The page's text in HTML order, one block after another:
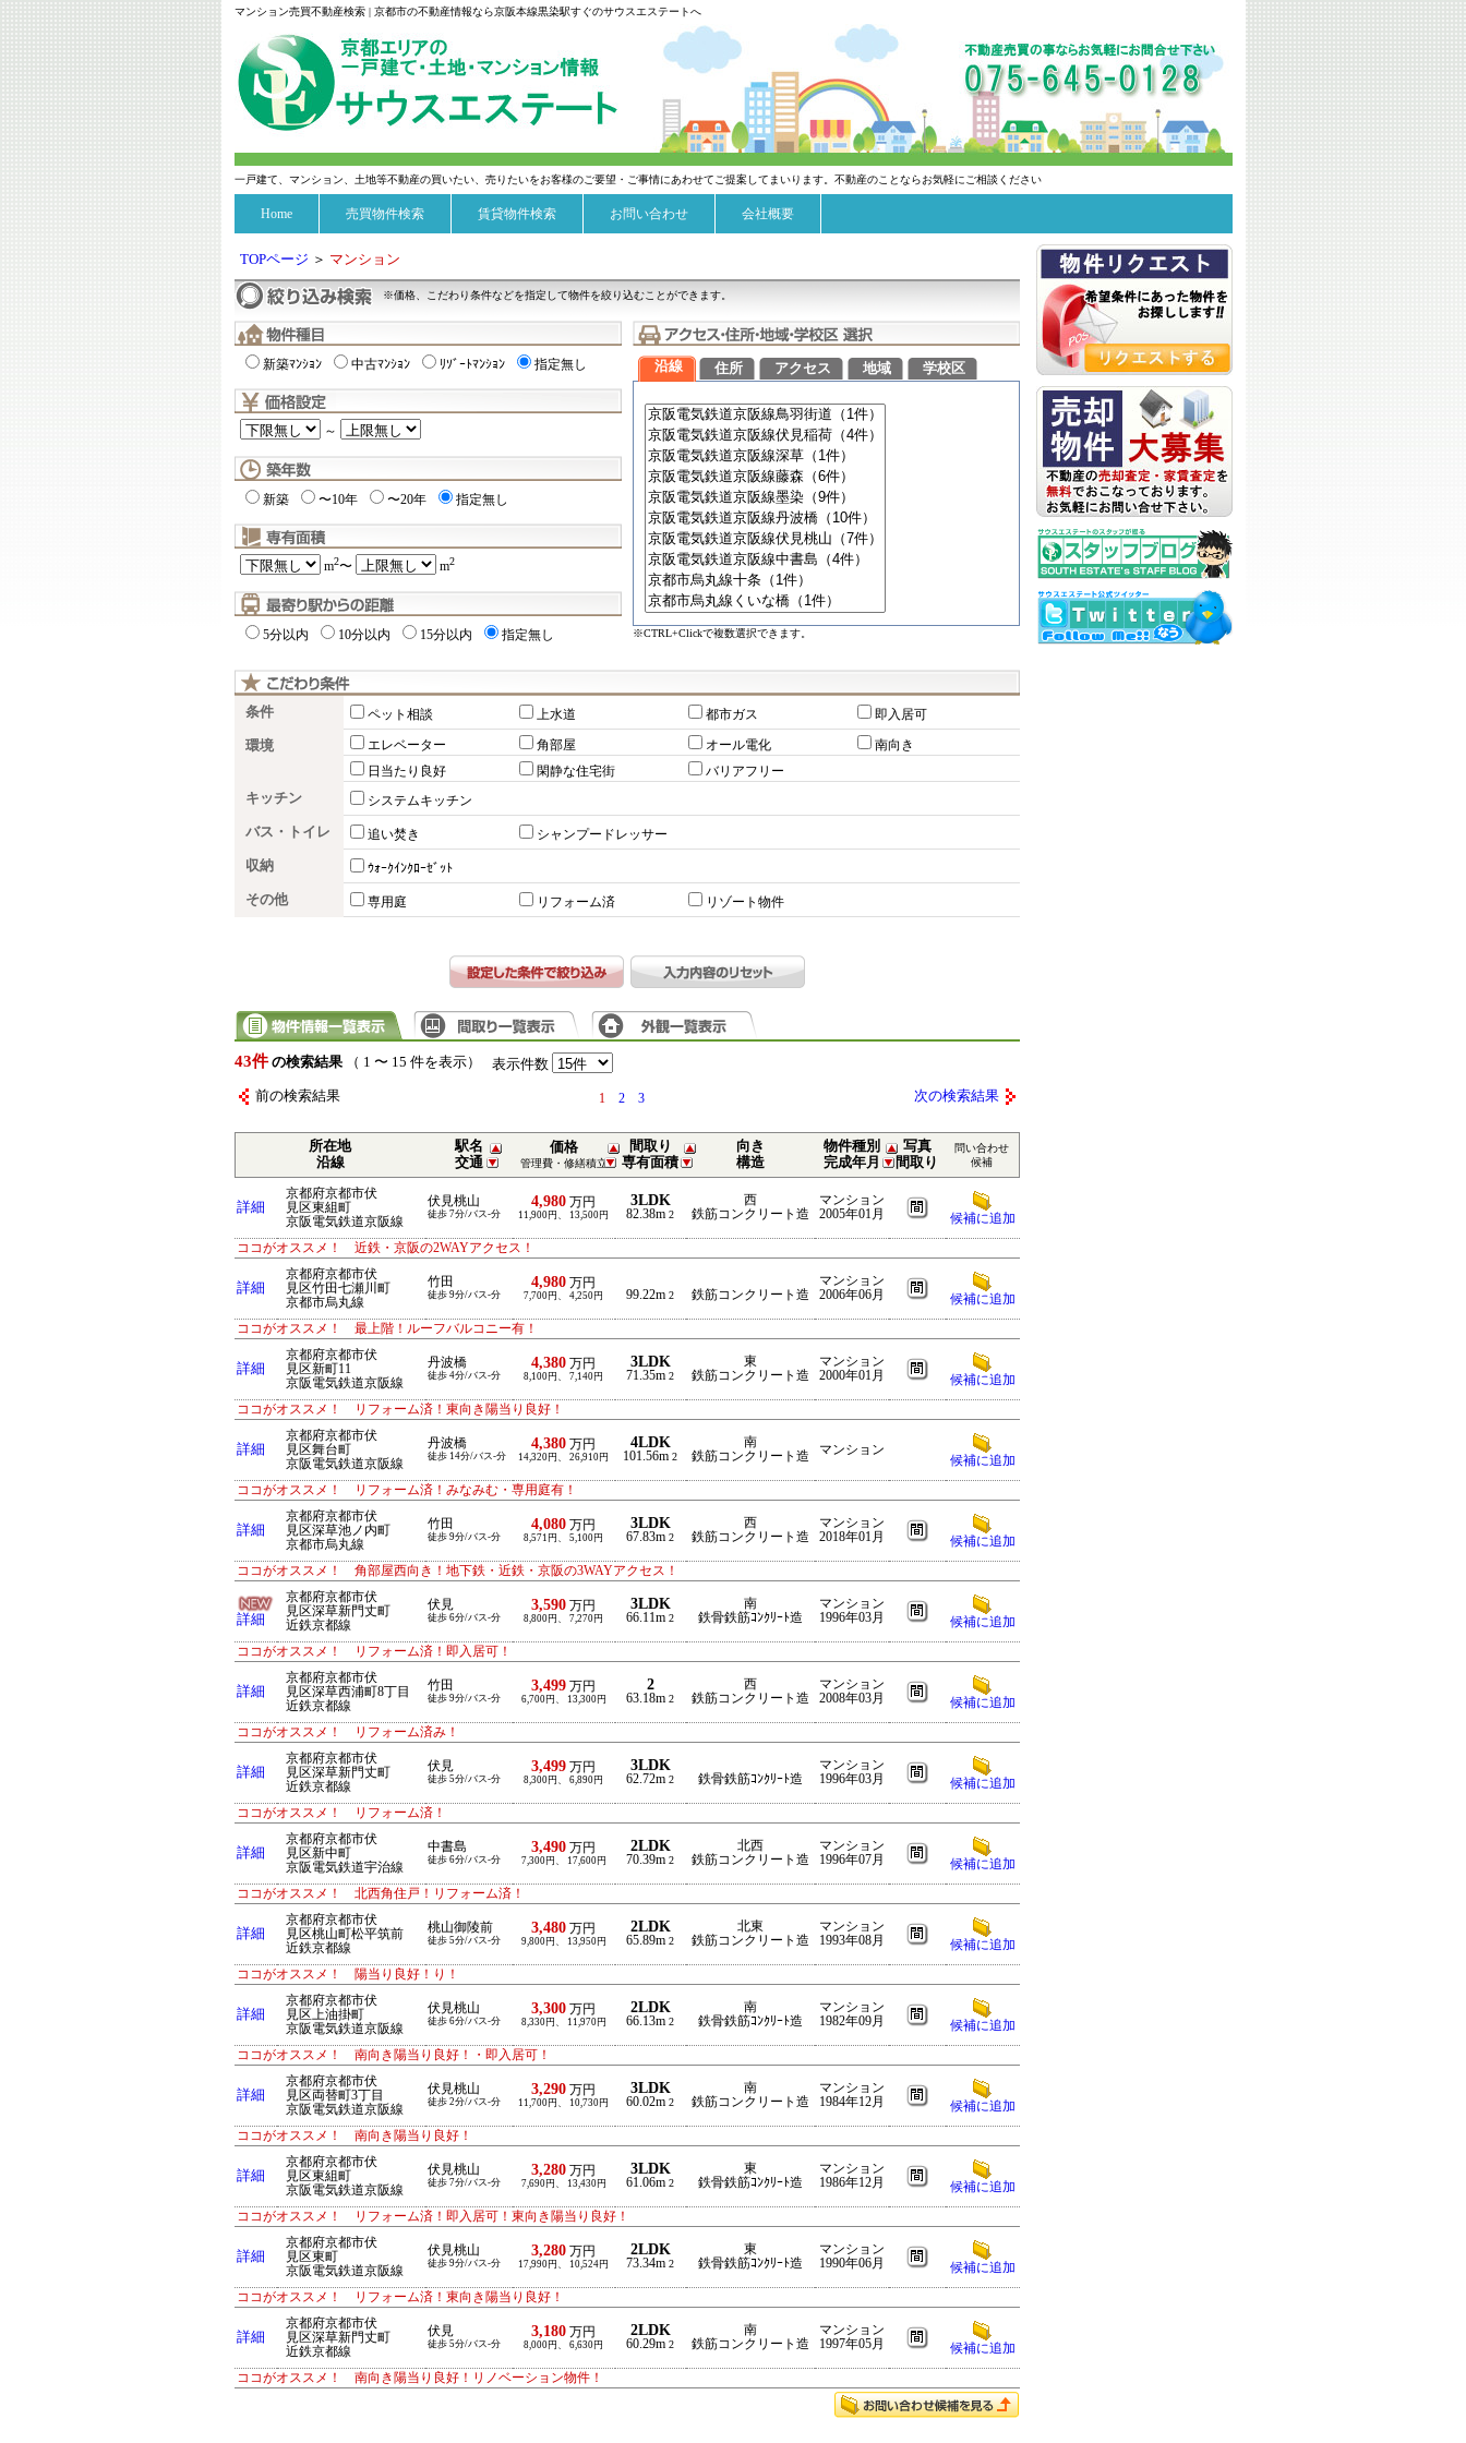
マンション売買不動産検索 | 京都市の不動産情報なら京阪本線黒染駅すぐのサウスエステートへ
一戸建て、マンション、土地等不動産の買いたい、売りたいをお客様のご要望・ご事情にあわせてご提案してまいります。不動産のことならお気軽にご相談ください
Home 売買物件検索 賃貸物件検索 お問い合わせ 会社概要
TOPページ ＞ マンション
※価格、こだわり条件などを指定して物件を絞り込むことができます。
新築ﾏﾝｼｮﾝ 中古ﾏﾝｼｮﾝ ﾘｿﾞｰﾄﾏﾝｼｮﾝ 指定無し
～
新築 〜10年 〜20年 指定無し
m2〜 m2
5分以内 10分以内 15分以内 指定無し
沿線 住所 アクセス 地域 学校区
※CTRL+Clickで複数選択できます。
条件 ペット相談 上水道 都市ガス 即入居可
環境 エレベーター 角部屋 オール電化
南向き
日当たり良好
閑静な住宅街 バリアフリー
キッチン システムキッチン
バス・トイレ 追い焚き シャンプードレッサー
収納 ｳｫｰｸｲﾝｸﾛｰｾﾞｯﾄ
その他 専用庭 リフォーム済 リゾート物件
43件 の検索結果（ 1 〜 15 件を表示） 表示件数
前の検索結果 1 2 3 次の検索結果
所在地
沿線
駅名
交通
価格
管理費・修繕積立
間取り
専有面積
向き
構造
物件種別
完成年月
写真
間取り
問い合わせ
候補
詳細
京都府京都市伏
見区東組町
京阪電気鉄道京阪線
伏見桃山
徒歩 7分/バス-分
4,980 万円
11,900円、 13,500円
3LDK
82.38m 2
西
鉄筋コンクリート造
マンション
2005年01月
候補に追加
ココがオススメ！ 近鉄・京阪の2WAYアクセス！
詳細
京都府京都市伏
見区竹田七瀬川町
京都市烏丸線
竹田
徒歩 9分/バス-分
4,980 万円
7,700円、 4,250円 99.22m 2 鉄筋コンクリート造
マンション
2006年06月
候補に追加
ココがオススメ！ 最上階！ルーフバルコニー有！
詳細
京都府京都市伏
見区新町11
京阪電気鉄道京阪線
丹波橋
徒歩 4分/バス-分
4,380 万円
8,100円、 7,140円
3LDK
71.35m 2
東
鉄筋コンクリート造
マンション
2000年01月
候補に追加
ココがオススメ！ リフォーム済！東向き陽当り良好！
詳細
京都府京都市伏
見区舞台町
京阪電気鉄道京阪線
丹波橋
徒歩 14分/バス-分
4,380 万円
14,320円、 26,910円
4LDK
101.56m 2
南
鉄筋コンクリート造
マンション
候補に追加
ココがオススメ！ リフォーム済！みなみむ・専用庭有！
詳細
京都府京都市伏
見区深草池ノ内町
京都市烏丸線
竹田
徒歩 9分/バス-分
4,080 万円
8,571円、 5,100円
3LDK
67.83m 2
西
鉄筋コンクリート造
マンション
2018年01月
候補に追加
ココがオススメ！ 角部屋西向き！地下鉄・近鉄・京阪の3WAYアクセス！
詳細
京都府京都市伏
見区深草新門丈町
近鉄京都線
伏見
徒歩 6分/バス-分
3,590 万円
8,800円、 7,270円
3LDK
66.11m 2
南
鉄骨鉄筋ｺﾝｸﾘｰﾄ造
マンション
1996年03月
候補に追加
ココがオススメ！ リフォーム済！即入居可！
詳細
京都府京都市伏
見区深草西浦町8丁目
近鉄京都線
竹田
徒歩 9分/バス-分
3,499 万円
6,700円、 13,300円
2
63.18m 2
西
鉄筋コンクリート造
マンション
2008年03月
候補に追加
ココがオススメ！ リフォーム済み！
詳細
京都府京都市伏
見区深草新門丈町
近鉄京都線
伏見
徒歩 5分/バス-分
3,499 万円
8,300円、 6,890円
3LDK
62.72m 2 鉄骨鉄筋ｺﾝｸﾘｰﾄ造
マンション
1996年03月
候補に追加
ココがオススメ！ リフォーム済！
詳細
京都府京都市伏
見区新中町
京阪電気鉄道宇治線
中書島
徒歩 6分/バス-分
3,490 万円
7,300円、 17,600円
2LDK
70.39m 2
北西
鉄筋コンクリート造
マンション
1996年07月
候補に追加
ココがオススメ！ 北西角住戸！リフォーム済！
詳細
京都府京都市伏
見区桃山町松平筑前
近鉄京都線
桃山御陵前
徒歩 5分/バス-分
3,480 万円
9,800円、 13,950円
2LDK
65.89m 2
北東
鉄筋コンクリート造
マンション
1993年08月
候補に追加
ココがオススメ！ 陽当り良好！り！
詳細
京都府京都市伏
見区上油掛町
京阪電気鉄道京阪線
伏見桃山
徒歩 6分/バス-分
3,300 万円
8,330円、 11,970円
2LDK
66.13m 2
南
鉄骨鉄筋ｺﾝｸﾘｰﾄ造
マンション
1982年09月
候補に追加
ココがオススメ！ 南向き陽当り良好！・即入居可！
詳細
京都府京都市伏
見区両替町3丁目
京阪電気鉄道京阪線
伏見桃山
徒歩 2分/バス-分
3,290 万円
11,700円、 10,730円
3LDK
60.02m 2
南
鉄筋コンクリート造
マンション
1984年12月
候補に追加
ココがオススメ！ 南向き陽当り良好！
詳細
京都府京都市伏
見区東組町
京阪電気鉄道京阪線
伏見桃山
徒歩 7分/バス-分
3,280 万円
7,690円、 13,430円
3LDK
61.06m 2
東
鉄骨鉄筋ｺﾝｸﾘｰﾄ造
マンション
1986年12月
候補に追加
ココがオススメ！ リフォーム済！即入居可！東向き陽当り良好！
詳細
京都府京都市伏
見区東町
京阪電気鉄道京阪線
伏見桃山
徒歩 9分/バス-分
3,280 万円
17,990円、 10,524円
2LDK
73.34m 2
東
鉄骨鉄筋ｺﾝｸﾘｰﾄ造
マンション
1990年06月
候補に追加
ココがオススメ！ リフォーム済！東向き陽当り良好！
詳細
京都府京都市伏
見区深草新門丈町
近鉄京都線
伏見
徒歩 5分/バス-分
3,180 万円
8,000円、 6,630円
2LDK
60.29m 2
南
鉄筋コンクリート造
マンション
1997年05月
候補に追加
ココがオススメ！ 南向き陽当り良好！リノベーション物件！